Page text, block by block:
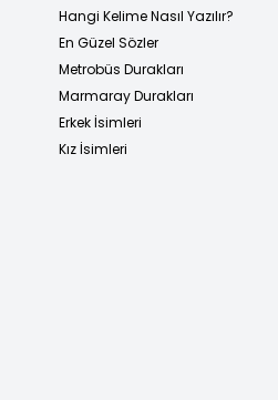
Hangi Kelime Nasıl Yazılır?
En Güzel Sözler
Metrobüs Durakları
Marmaray Durakları
Erkek İsimleri
Kız İsimleri